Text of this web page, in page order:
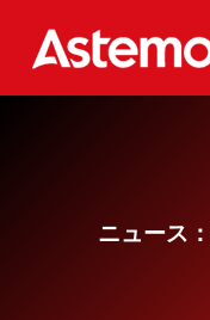
ニュース